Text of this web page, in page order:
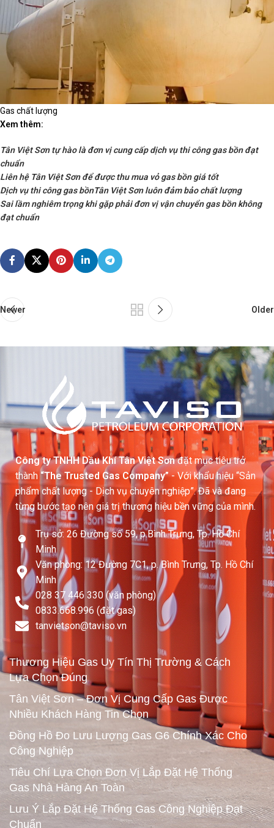
Gas chất lượng
Xem thêm:
Tân Việt Sơn tự hào là đơn vị cung cấp dịch vụ thi công gas bồn đạt
chuẩn
Liên hệ Tân Việt Sơn để được thu mua vỏ gas bồn giá tốt
Dịch vụ thi công gas bồnTân Việt Sơn luôn đảm bảo chất lượng
Sai lầm nghiêm trọng khi gặp phải đơn vị vận chuyển gas bồn không
đạt chuẩn
Newer Older
Công ty TNHH Dầu Khí Tân Việt Sơnđặt mục tiêu trở
thành “The Trusted Gas Company”- Với khẩu hiệu “Sản
phẩm chất lượng - Dịch vụ chuyên nghiệp”. Đã và đang
từng bước tạo nên giá trị thương hiệu bền vững của mình.
Trụ sở: 26 Đường số 59, p.Bình Trưng, Tp. Hồ Chí
Minh
Văn phòng: 12 Đường 7C1, p. Bình Trưng, Tp. Hồ Chí
Minh
028 37 446 330 (văn phòng)
0833.668.996 (đặt gas)
tanvietson@taviso.vn​
Thương Hiệu Gas Uy Tín Thị Trường & Cách
Lựa Chọn Đúng
Tân Việt Sơn – Đơn Vị Cung Cấp Gas Được
Nhiều Khách Hàng Tin Chọn
Đồng Hồ Đo Lưu Lượng Gas G6 Chính Xác Cho
Công Nghiệp
Tiêu Chí Lựa Chọn Đơn Vị Lắp Đặt Hệ Thống
Gas Nhà Hàng An Toàn
Lưu Ý Lắp Đặt Hệ Thống Gas Công Nghiệp Đạt
Chuẩn